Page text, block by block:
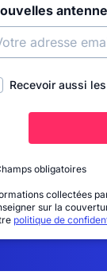
Recevoir aussi
obligatoires
collectées
sur la
politique de